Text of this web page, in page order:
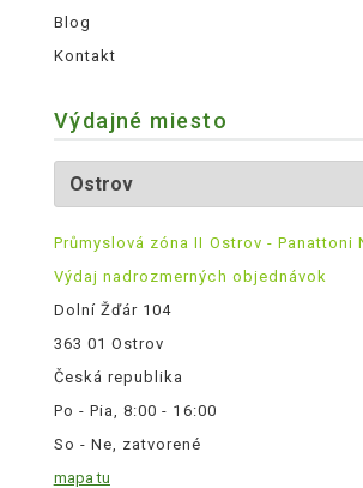
Blog
Kontakt
Výdajné miesto
Průmyslová zóna II Ostrov - Panattoni
Výdaj nadrozmerných objednávok
Dolní Žďár 104
363 01 Ostrov
Česká republika
Po - Pia, 8:00 - 16:00
So - Ne, zatvorené
mapa tu